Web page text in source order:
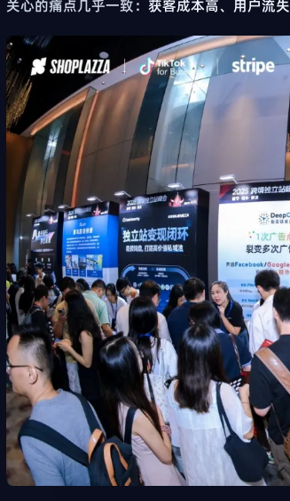
关心的痛点几乎一致： 获客成本高、用户流